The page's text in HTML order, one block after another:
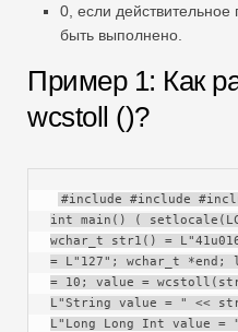
0, если
быть выполнено.
Пример 1: Как
wcstoll ()?
#include #include
int main() (
wchar_t str1() =
= L"127"; wchar_t
= 10; value =
L"String value = " <<
L"Long Long Int value =